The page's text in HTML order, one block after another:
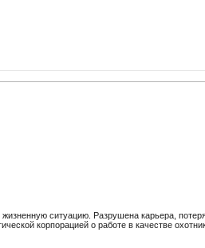
ситуацию. Разрушена карьера,
корпорацией о работе в качестве